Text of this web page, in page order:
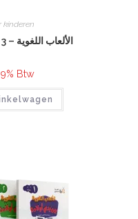
kinderen
Taalspellen werkboek 3 – الألعاب اللغوية
Btw